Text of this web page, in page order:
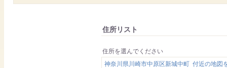
住所リスト
住所を選んでください
神奈川県川崎市中原区新城中町 付近の地図